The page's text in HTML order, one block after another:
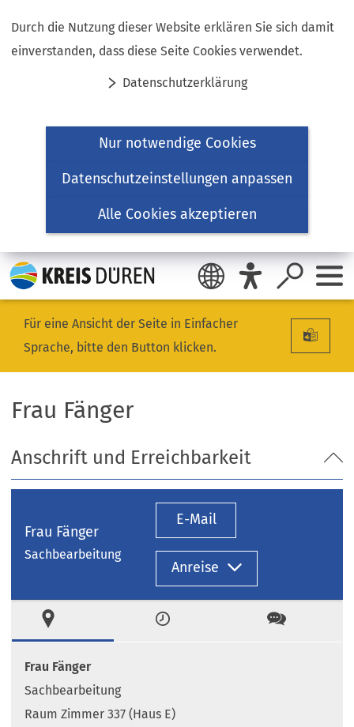
Durch die Nutzung dieser Website erklären Sie sich damit
einverstanden, dass diese Seite Cookies verwendet.
Datenschutzerklärung
Nur notwendige Cookies
Datenschutzeinstellungen anpassen
Alle Cookies akzeptieren
Inhalt anspringen
Für eine Ansicht der Seite in Einfacher
Sprache, bitte den Button klicken.
Frau Fänger
Anschrift und Erreichbarkeit
Frau Fänger
Sachbearbeitung
E-Mail
Anreise
Zeiten Kontakt
Frau Fänger
Sachbearbeitung
Raum Zimmer 337 (Haus E)